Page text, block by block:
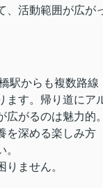
、活動範囲が広が
駅からも複数路線
ます。帰り道にア
広がるのは魅力的
を深める楽しみ方
ません。